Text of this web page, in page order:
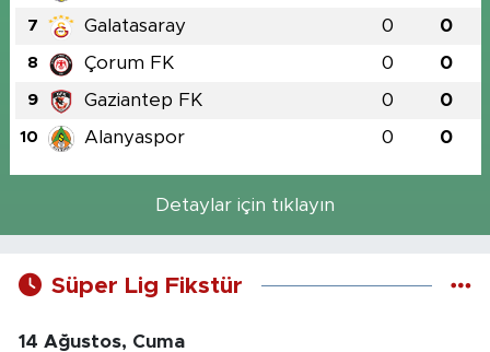
7 Galatasaray 0 0
8 Çorum FK 0 0
9 Gaziantep FK 0 0
10 Alanyaspor 0 0
Detaylar için tıklayın
Süper Lig Fikstür
14 Ağustos, Cuma